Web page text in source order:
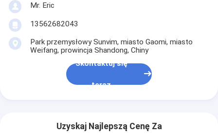
Do domu
Kontrola jakości
Mr. Eric
13562682043
Park przemysłowy Sunvim, miasto Gaomi, miasto
Weifang, prowincja Shandong, Chiny
Skontaktuj się
teraz
Uzyskaj Najlepszą Cenę Za